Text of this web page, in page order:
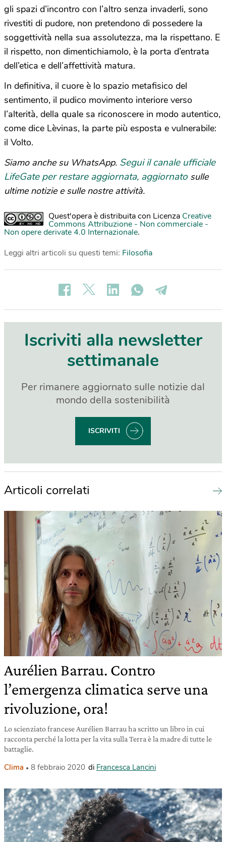
gli spazi d’incontro con l’altro senza invaderli, sono
rivestiti di pudore, non pretendono di possedere la
soggettività nella sua assolutezza, ma la rispettano. E
il rispetto, non dimentichiamolo, è la porta d’entrata
dell’etica e dell’affettività matura.
In definitiva, il cuore è lo spazio metafisico del
sentimento, il pudico movimento interiore verso
l’alterità, della quale sa riconoscere in modo autentico,
come dice Lèvinas, la parte più esposta e vulnerabile:
il Volto.
Siamo anche su WhatsApp. Segui il canale ufficiale
LifeGate per restare aggiornata, aggiornato sulle
ultime notizie e sulle nostre attività.
Quest'opera è distribuita con Licenza Creative
Commons Attribuzione - Non commerciale -
Non opere derivate 4.0 Internazionale.
Leggi altri articoli su questi temi: Filosofia
Iscriviti alla newsletter
settimanale
Per rimanere aggiornato sulle notizie dal
mondo della sostenibilità
ISCRIVITI
Articoli correlati
Aurélien Barrau. Contro
l’emergenza climatica serve una
rivoluzione, ora!
Lo scienziato francese Aurélien Barrau ha scritto un libro in cui
racconta perché la lotta per la vita sulla Terra è la madre di tutte le
battaglie.
Clima 8 febbraio 2020 di Francesca Lancini